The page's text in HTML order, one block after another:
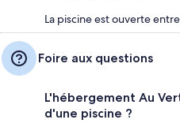
La piscine est ouverte
Foire aux questions
L'hébergement Au
d'une piscine ?